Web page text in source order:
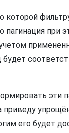
которой
пагинация при
будет
эти
приведу
его будет